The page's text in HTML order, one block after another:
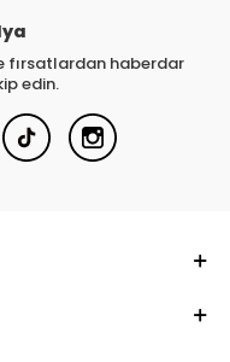
fırsatlardan haberdar
edin.